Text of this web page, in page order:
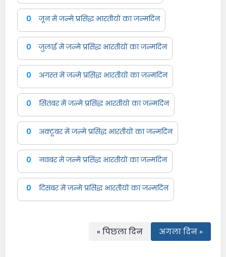
0 जून में जन्मे प्रसिद्ध भारतीयों का जन्मदिन
0 जुलाई में जन्मे प्रसिद्ध भारतीयों का जन्मदिन
0 अगस्त में जन्मे प्रसिद्ध भारतीयों का जन्मदिन
0 सितंबर में जन्मे प्रसिद्ध भारतीयों का जन्मदिन
0 अक्टूबर में जन्मे प्रसिद्ध भारतीयों का जन्मदिन
0 नवंबर में जन्मे प्रसिद्ध भारतीयों का जन्मदिन
0 दिसंबर में जन्मे प्रसिद्ध भारतीयों का जन्मदिन
« पिछला दिन अगला दिन »